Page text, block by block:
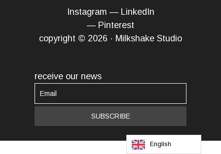
Instagram — LinkedIn
— Pinterest
copyright © 2026 · Milkshake Studio
receive our news
English